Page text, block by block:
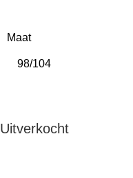
Maat
Uitverkocht